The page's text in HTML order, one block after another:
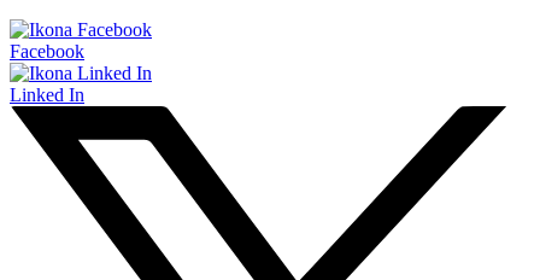
Facebook
Linked In